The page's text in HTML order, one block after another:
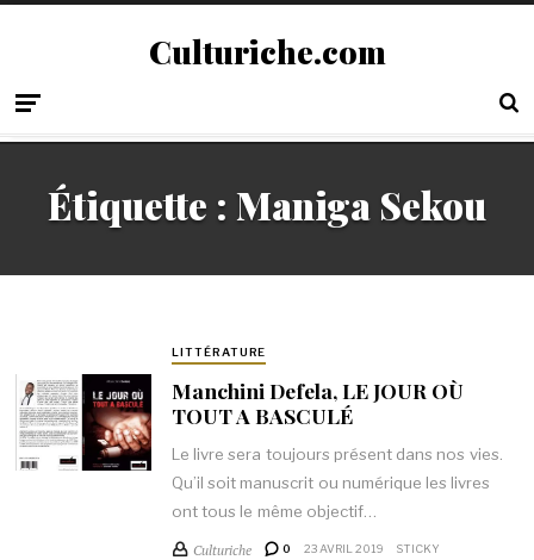
Culturiche.com
Étiquette : Maniga Sekou
LITTÉRATURE
Manchini Defela, LE JOUR OÙ
TOUT A BASCULÉ
Le livre sera toujours présent dans nos vies.
Qu’il soit manuscrit ou numérique les livres
ont tous le même objectif…
Culturiche 0 23 AVRIL 2019 STICKY